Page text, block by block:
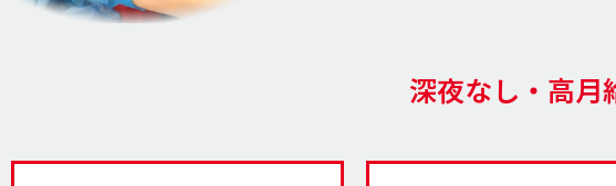
深夜なし・高月